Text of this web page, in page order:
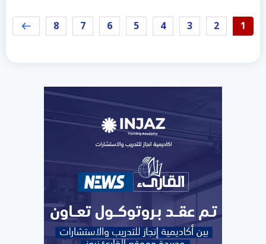
1
2
3
4
5
6
7
8